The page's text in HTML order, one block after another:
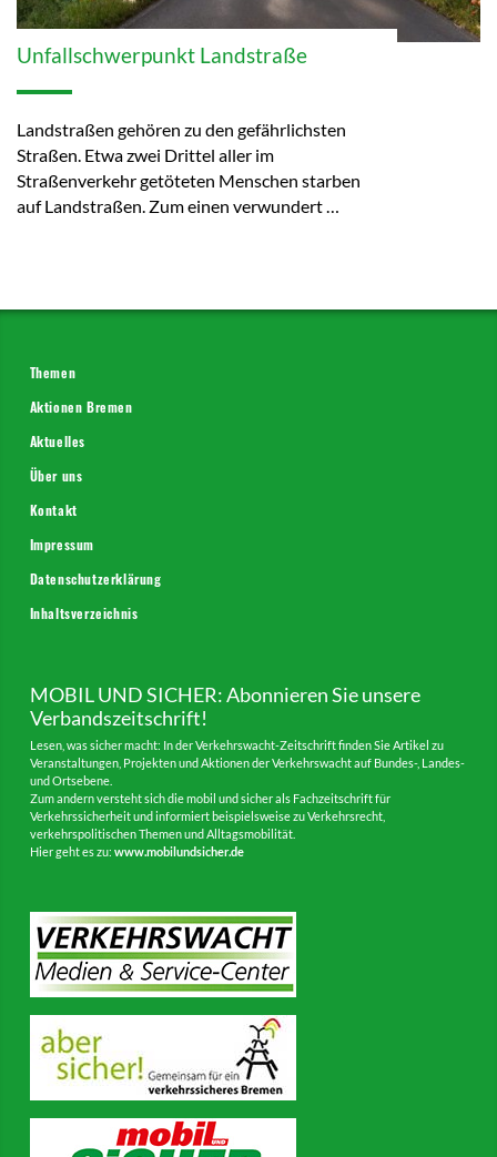
Unfallschwerpunkt Landstraße
Landstraßen gehören zu den gefährlichsten
Straßen. Etwa zwei Drittel aller im
Straßenverkehr getöteten Menschen starben
auf Landstraßen. Zum einen verwundert …
Themen
Aktionen Bremen
Aktuelles
Über uns
Kontakt
Impressum
Datenschutzerklärung
Inhaltsverzeichnis
MOBIL UND SICHER: Abonnieren Sie unsere
Verbandszeitschrift!
Lesen, was sicher macht: In der Verkehrswacht-Zeitschrift finden Sie Artikel zu
Veranstaltungen, Projekten und Aktionen der Verkehrswacht auf Bundes-, Landes-
und Ortsebene.
Zum andern versteht sich die mobil und sicher als Fachzeitschrift für
Verkehrssicherheit und informiert beispielsweise zu Verkehrsrecht,
verkehrspolitischen Themen und Alltagsmobilität.
Hier geht es zu: www.mobilundsicher.de